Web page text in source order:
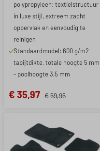
polypropyleen: textielstructuur
in luxe stijl, extreem zacht
oppervlak en eenvoudig te
reinigen
Standaardmodel: 600 g/m2
tapijtdikte, totale hoogte 5 mm
- poolhoogte 3,5 mm
€ 35,97 € 59,95